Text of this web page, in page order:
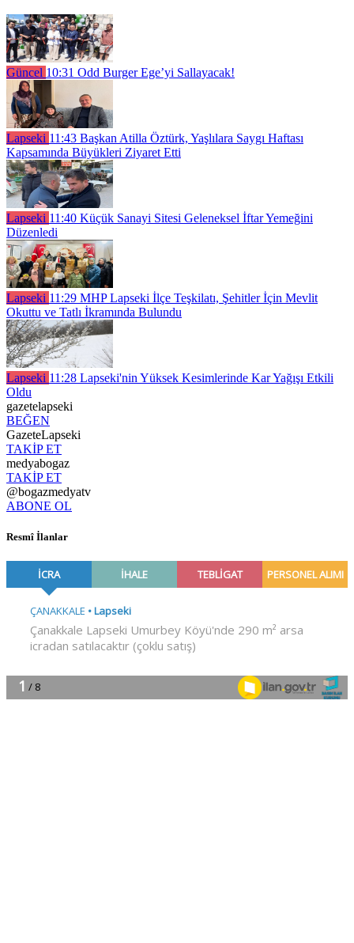
Güncel 10:31 Odd Burger Ege’yi Sallayacak!
Lapseki 11:43 Başkan Atilla Öztürk, Yaşlılara Saygı Haftası
Kapsamında Büyükleri Ziyaret Etti
Lapseki 11:40 Küçük Sanayi Sitesi Geleneksel İftar Yemeğini
Düzenledi
Lapseki 11:29 MHP Lapseki İlçe Teşkilatı, Şehitler İçin Mevlit
Okuttu ve Tatlı İkramında Bulundu
Lapseki 11:28 Lapseki'nin Yüksek Kesimlerinde Kar Yağışı Etkili
Oldu
gazetelapseki
BEĞEN
GazeteLapseki
TAKİP ET
medyabogaz
TAKİP ET
@bogazmedyatv
ABONE OL
Resmî İlanlar